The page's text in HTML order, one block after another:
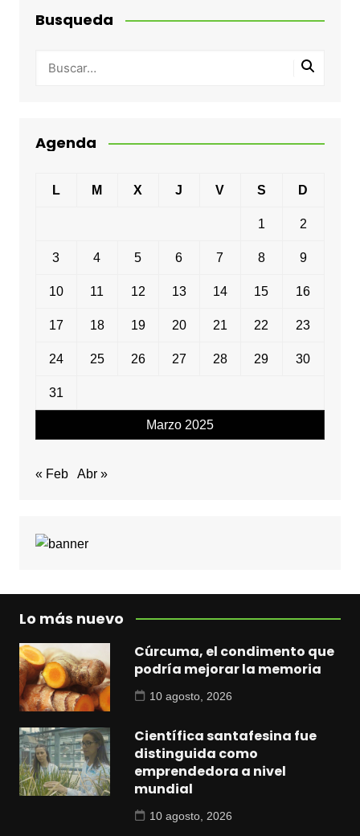
Busqueda
Agenda
Marzo 2025
L M X J V S D
1 2
3 4 5 6 7 8 9
10 11 12 13 14 15 16
17 18 19 20 21 22 23
24 25 26 27 28 29 30
31
« Feb Abr »
Lo más nuevo
Cúrcuma, el condimento que
podría mejorar la memoria
10 agosto, 2026
Científica santafesina fue
distinguida como
emprendedora a nivel
mundial
10 agosto, 2026